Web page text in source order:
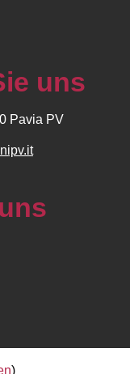
uns
Pavia PV
)